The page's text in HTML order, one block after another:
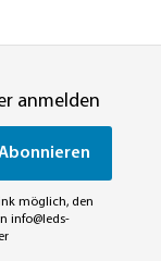
anmelden
möglich, den
info@leds-